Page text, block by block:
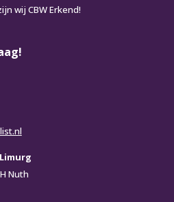
wij CBW Erkend!
Nuth